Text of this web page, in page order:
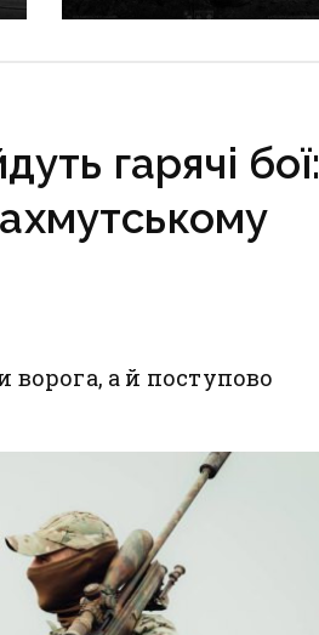
попередження
гарячі бої:
ворога, а й поступово